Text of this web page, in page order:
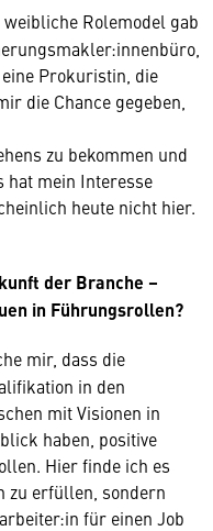
weibliche Rolemodel gab
Prokuristin, die
die Chance gegeben,
zu bekommen und
hat mein Interesse
heute nicht hier.
der Branche –
in Führungsrollen?
mir, dass die
in den
mit Visionen in
haben, positive
Hier finde ich es
zu erfüllen, sondern
für einen Job